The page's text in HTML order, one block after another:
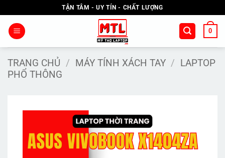
qua
nội
TẬN TÂM - UY TÍN - CHẤT LƯỢNG
0
TRANG CHỦ / MÁY TÍNH XÁCH TAY / LAPTOP
PHỔ THÔNG